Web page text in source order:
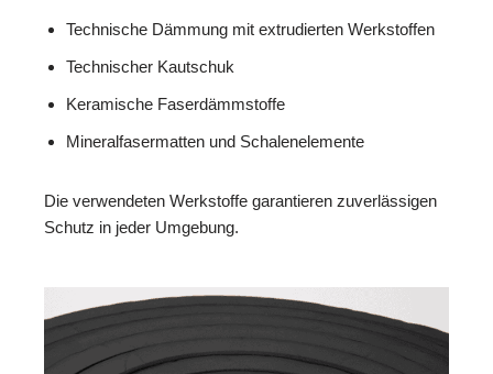
Technische Dämmung mit extrudierten Werkstoffen
Technischer Kautschuk
Keramische Faserdämmstoffe
Mineralfasermatten und Schalenelemente
Die verwendeten Werkstoffe garantieren zuverlässigen
Schutz in jeder Umgebung.